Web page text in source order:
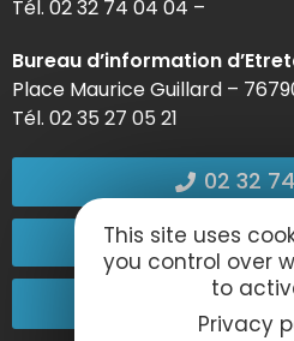
Tél. 02 32 74 04 04 –
Bureau d’information
Place Maurice Guillard –
Tél. 02 35 27 05 21
02 32
Passez
This site uses
you control over
to
Privacy